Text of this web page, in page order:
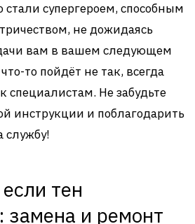
супергероем, способным
не дожидаясь
вам в вашем следующем
то пойдёт не так, всегда
специалистам. Не забудьте
инструкции и поблагодарить
службу!
тен
замена и ремонт